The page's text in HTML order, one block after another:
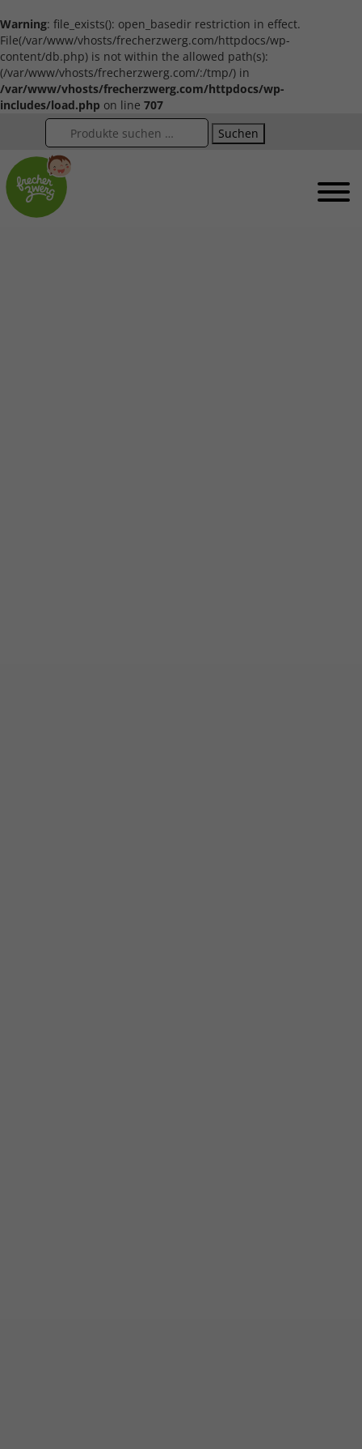
Warning: file_exists(): open_basedir restriction in effect.
File(/var/www/vhosts/frecherzwerg.com/httpdocs/wp-
content/db.php) is not within the allowed path(s):
(/var/www/vhosts/frecherzwerg.com/:/tmp/) in
/var/www/vhosts/frecherzwerg.com/httpdocs/wp-
includes/load.php on line 707
Suchen